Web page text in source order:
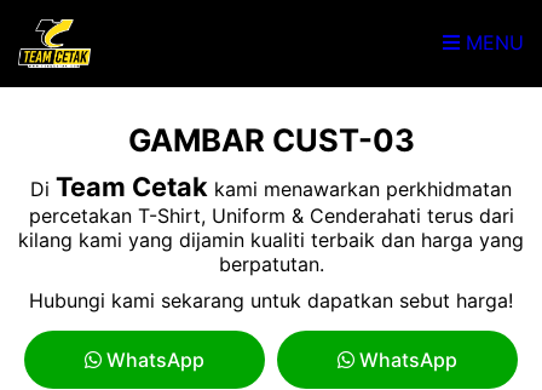
MENU
GAMBAR CUST-03
Di Team Cetak kami menawarkan perkhidmatan
percetakan T-Shirt, Uniform & Cenderahati terus dari
kilang kami yang dijamin kualiti terbaik dan harga yang
berpatutan.
Hubungi kami sekarang untuk dapatkan sebut harga!
WhatsApp WhatsApp